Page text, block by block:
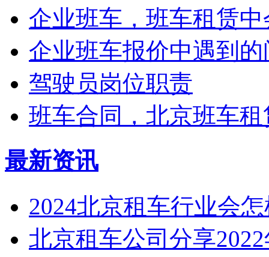
企业班车，班车租赁
企业班车报价中遇到的
驾驶员岗位职责
班车合同，北京班车
最新资讯
2024北京租车行业会
北京租车公司分享2022